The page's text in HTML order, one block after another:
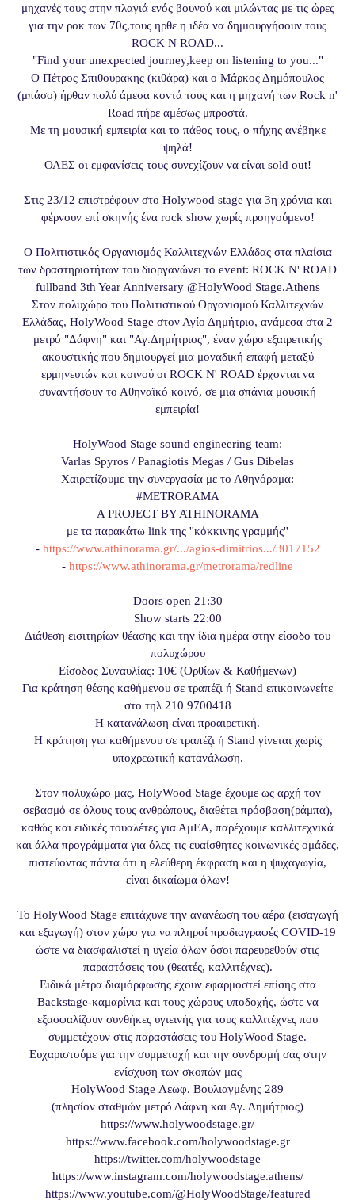
μηχανές τους στην πλαγιά ενός βουνού και μιλώντας με τις ώρες
για την ροκ των 70ς,τους ηρθε η ιδέα να δημιουργήσουν τους
ROCK N ROAD...
"Find your unexpected journey,keep on listening to you..."
Ο Πέτρος Σπιθουρακης (κιθάρα) και ο Μάρκος Δημόπουλος
(μπάσο) ήρθαν πολύ άμεσα κοντά τους και η μηχανή των Rock n'
Road πήρε αμέσως μπροστά.
Με τη μουσική εμπειρία και το πάθος τους, ο πήχης ανέβηκε
ψηλά!
ΟΛΕΣ οι εμφανίσεις τους συνεχίζουν να είναι sold out!
Στις 23/12 επιστρέφουν στο Holywood stage για 3η χρόνια και
φέρνουν επί σκηνής ένα rock show χωρίς προηγούμενο!
Ο Πολιτιστικός Οργανισμός Καλλιτεχνών Ελλάδας στα πλαίσια
των δραστηριοτήτων του διοργανώνει το event: ROCK N' ROAD
fullband 3th Year Anniversary @HolyWood Stage.Athens
Στον πολυχώρο του Πολιτιστικού Οργανισμού Καλλιτεχνών
Ελλάδας, HolyWood Stage στον Αγίο Δημήτριο, ανάμεσα στα 2
μετρό "Δάφνη" και "Αγ.Δημήτριος", έναν χώρο εξαιρετικής
ακουστικής που δημιουργεί μια μοναδική επαφή μεταξύ
ερμηνευτών και κοινού οι ROCK N' ROAD έρχονται να
συναντήσουν το Αθηναϊκό κοινό, σε μια σπάνια μουσική
εμπειρία!
HolyWood Stage sound engineering team:
Varlas Spyros / Panagiotis Megas / Gus Dibelas
Χαιρετίζουμε την συνεργασία με το Αθηνόραμα:
#METRORAMA
A PROJECT BY ATHINORAMA
με τα παρακάτω link της ''κόκκινης γραμμής''
- https://www.athinorama.gr/.../agios-dimitrios.../3017152
- https://www.athinorama.gr/metrorama/redline
Doors open 21:30
Show starts 22:00
Διάθεση εισιτηρίων θέασης και την ίδια ημέρα στην είσοδο του
πολυχώρου
Είσοδος Συναυλίας: 10€ (Ορθίων & Καθήμενων)
Για κράτηση θέσης καθήμενου σε τραπέζι ή Stand επικοινωνείτε
στο τηλ 210 9700418
Η κατανάλωση είναι προαιρετική.
Η κράτηση για καθήμενου σε τραπέζι ή Stand γίνεται χωρίς
υποχρεωτική κατανάλωση.
Στον πολυχώρο μας, HolyWood Stage έχουμε ως αρχή τον
σεβασμό σε όλους τους ανθρώπους, διαθέτει πρόσβαση(ράμπα),
καθώς και ειδικές τουαλέτες για ΑμΕΑ, παρέχουμε καλλιτεχνικά
και άλλα προγράμματα για όλες τις ευαίσθητες κοινωνικές ομάδες,
πιστεύοντας πάντα ότι η ελεύθερη έκφραση και η ψυχαγωγία,
είναι δικαίωμα όλων!
Το HolyWood Stage επιτάχυνε την ανανέωση του αέρα (εισαγωγή
και εξαγωγή) στον χώρο για να πληροί προδιαγραφές COVID-19
ώστε να διασφαλιστεί η υγεία όλων όσοι παρευρεθούν στις
παραστάσεις του (θεατές, καλλιτέχνες).
Ειδικά μέτρα διαμόρφωσης έχουν εφαρμοστεί επίσης στα
Backstage-καμαρίνια και τους χώρους υποδοχής, ώστε να
εξασφαλίζουν συνθήκες υγιεινής για τους καλλιτέχνες που
συμμετέχουν στις παραστάσεις του HolyWood Stage.
Ευχαριστούμε για την συμμετοχή και την συνδρομή σας στην
ενίσχυση των σκοπών μας
HolyWood Stage Λεωφ. Βουλιαγμένης 289
(πλησίον σταθμών μετρό Δάφνη και Αγ. Δημήτριος)
https://www.holywoodstage.gr/
https://www.facebook.com/holywoodstage.gr
https://twitter.com/holywoodstage
https://www.instagram.com/holywoodstage.athens/
https://www.youtube.com/@HolyWoodStage/featured